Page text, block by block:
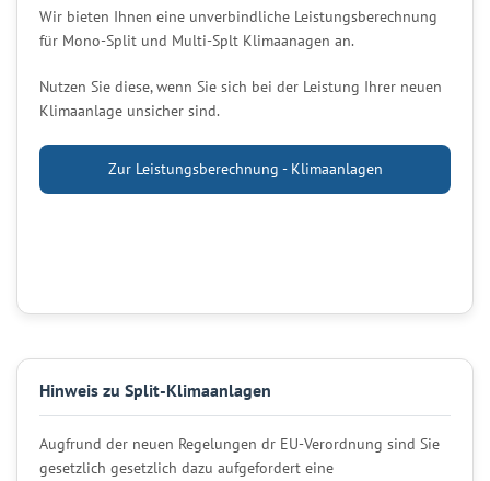
Wir bieten Ihnen eine unverbindliche Leistungsberechnung
für Mono-Split und Multi-Splt Klimaanagen an.
Nutzen Sie diese, wenn Sie sich bei der Leistung Ihrer neuen
Klimaanlage unsicher sind.
Zur Leistungsberechnung - Klimaanlagen
Hinweis zu Split-Klimaanlagen
Augfrund der neuen Regelungen dr EU-Verordnung sind Sie
gesetzlich gesetzlich dazu aufgefordert eine